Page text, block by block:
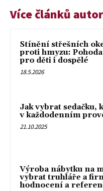
Více článků
Stínění střešních
proti hmyzu:
pro děti i dospělé
18.5.2026
Jak vybrat sedačku,
v každodenním
21.10.2025
Výroba nábytku na
vybrat truhláře a
hodnocení a